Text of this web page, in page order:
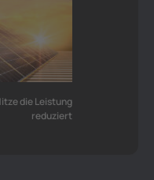
die Leistung
reduziert